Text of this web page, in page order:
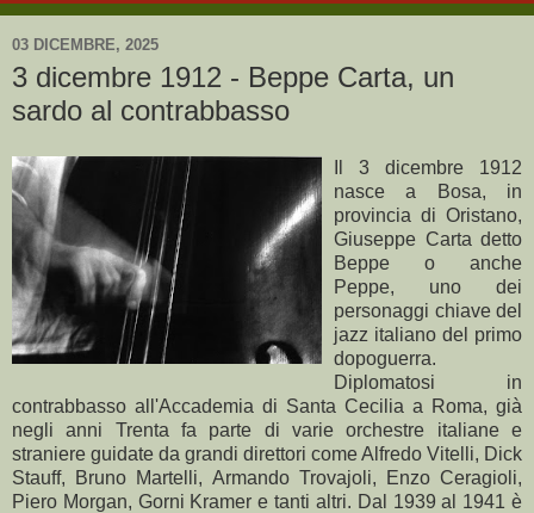
03 DICEMBRE, 2025
3 dicembre 1912 - Beppe Carta, un
sardo al contrabbasso
Il 3 dicembre 1912
nasce a Bosa, in
provincia di Oristano,
Giuseppe Carta detto
Beppe o anche
Peppe, uno dei
personaggi chiave del
jazz italiano del primo
dopoguerra.
Diplomatosi in
contrabbasso all'Accademia di Santa Cecilia a Roma, già
negli anni Trenta fa parte di varie orchestre italiane e
straniere guidate da grandi direttori come Alfredo Vitelli, Dick
Stauff, Bruno Martelli, Armando Trovajoli, Enzo Ceragioli,
Piero Morgan, Gorni Kramer e tanti altri. Dal 1939 al 1941 è